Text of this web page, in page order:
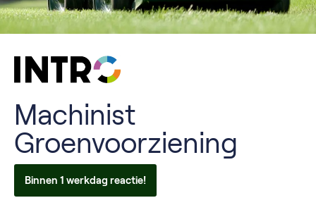
Machinist
Groenvoorziening
Binnen 1 werkdag reactie!